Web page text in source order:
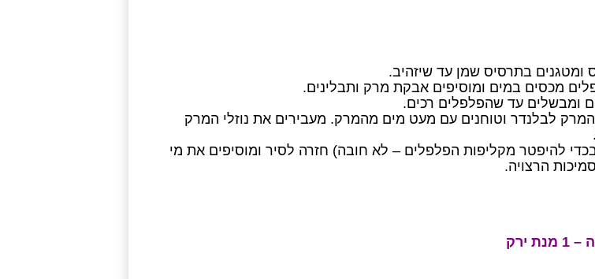
ומטגנים בתרסיס שמן עד שיזהיב.
מכסים במים ומוסיפים אבקת מרק ותבלינים.
ומבשלים עד שהפלפלים רכים.
לבלנדר וטוחנים עם מעט מים מהמרק. מעבירים את נוזלי המרק
להיפטר מקליפות הפלפלים – לא חובה) חזרה לסיר ומוסיפים את מי
הרצויה.